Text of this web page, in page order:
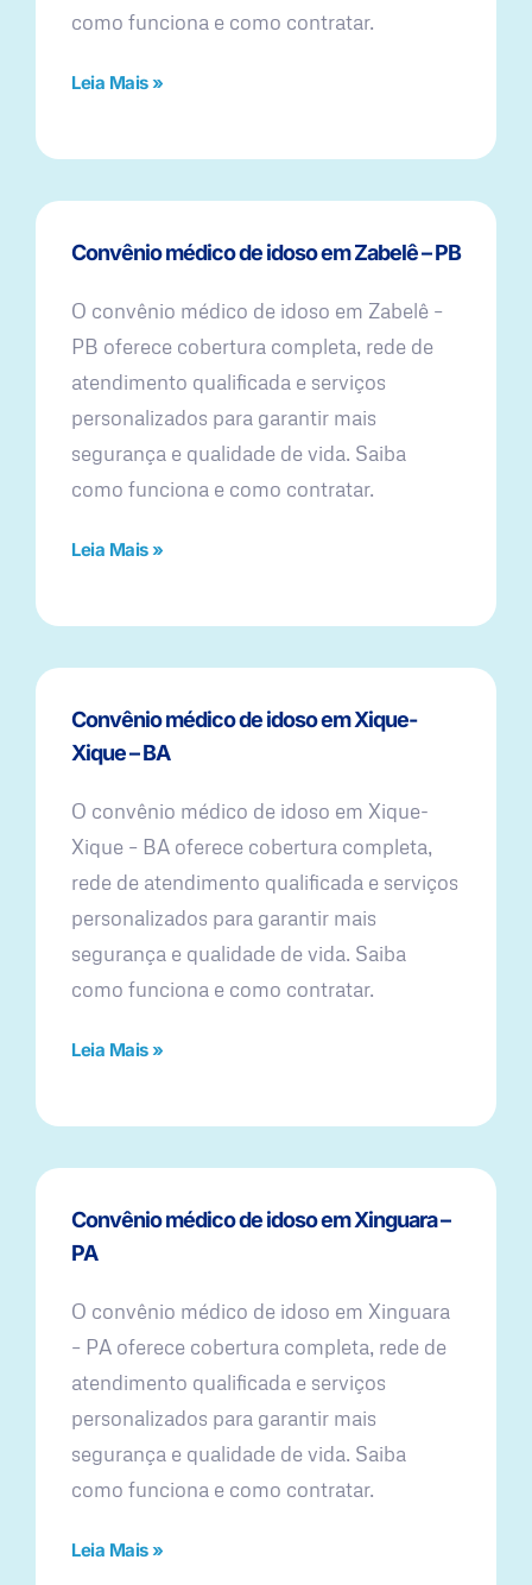
como funciona e como contratar.
Leia Mais »
Convênio médico de idoso em Zabelê – PB
O convênio médico de idoso em Zabelê –
PB oferece cobertura completa, rede de
atendimento qualificada e serviços
personalizados para garantir mais
segurança e qualidade de vida. Saiba
como funciona e como contratar.
Leia Mais »
Convênio médico de idoso em Xique-
Xique – BA
O convênio médico de idoso em Xique-
Xique – BA oferece cobertura completa,
rede de atendimento qualificada e serviços
personalizados para garantir mais
segurança e qualidade de vida. Saiba
como funciona e como contratar.
Leia Mais »
Convênio médico de idoso em Xinguara –
PA
O convênio médico de idoso em Xinguara
– PA oferece cobertura completa, rede de
atendimento qualificada e serviços
personalizados para garantir mais
segurança e qualidade de vida. Saiba
como funciona e como contratar.
Leia Mais »